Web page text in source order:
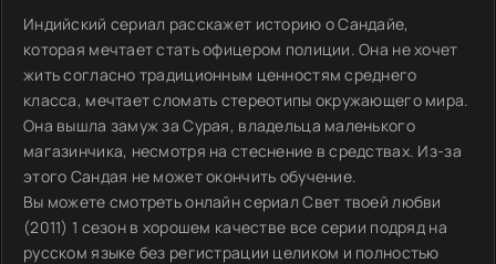
Индийский сериал расскажет историю о Сандайе,
которая мечтает стать офицером полиции. Она не хочет
жить согласно традиционным ценностям среднего
класса, мечтает сломать стереотипы окружающего мира.
Она вышла замуж за Сурая, владельца маленького
магазинчика, несмотря на стеснение в средствах. Из-за
этого Сандая не может окончить обучение.
Вы можете смотреть онлайн сериал Свет твоей любви
(2011) 1 сезон в хорошем качестве все серии подряд на
русском языке без регистрации целиком и полностью